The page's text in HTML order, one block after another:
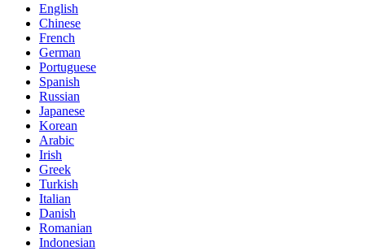
English
Chinese
French
German
Portuguese
Spanish
Russian
Japanese
Korean
Arabic
Irish
Greek
Turkish
Italian
Danish
Romanian
Indonesian